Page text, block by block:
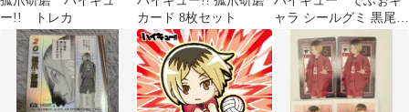
ー!! トレカ
カード 8枚セット
ャラ シールグミ 黒尾鉄
朗 孤爪研磨 灰羽リエー
フ 音駒